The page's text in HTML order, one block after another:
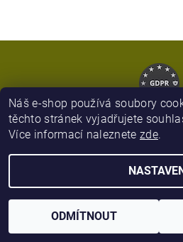
Vytvořil
Náš e-shop používá soubory
těchto stránek vyjadřujete
Více informací naleznetezde.
ODMÍTNOUT